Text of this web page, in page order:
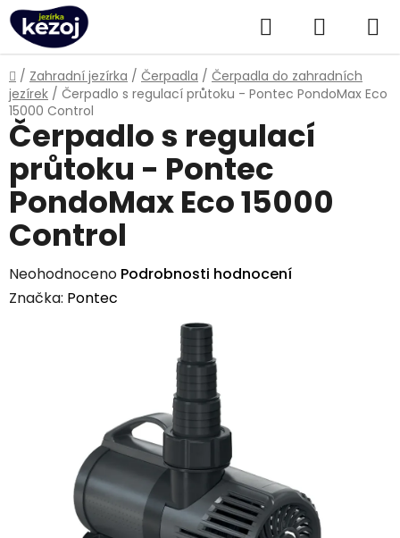
Přejít
na
obsah
Hledat
KOŠÍK
Domů
/ Zahradní jezírka / Čerpadla / Čerpadla do zahradních
jezírek / Čerpadlo s regulací průtoku - Pontec PondoMax Eco
15000 Control
Čerpadlo s regulací
průtoku - Pontec
PondoMax Eco 15000
Control
Průměrné
hodnocení
Neohodnoceno Podrobnosti hodnocení
Značka: Pontec